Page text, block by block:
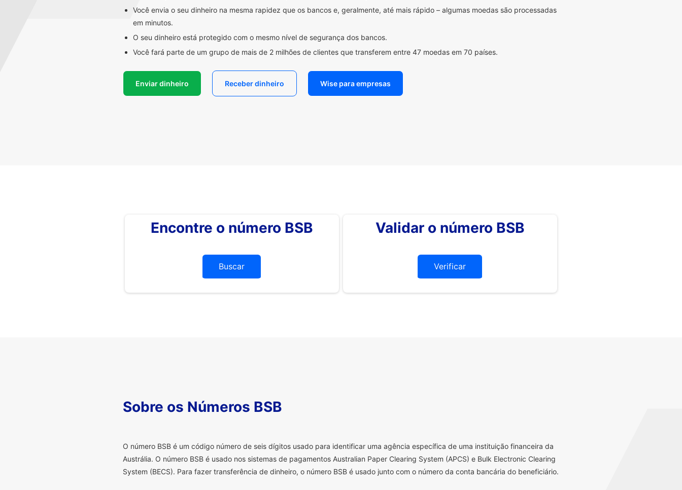
Você envia o seu dinheiro na mesma rapidez que os bancos e, geralmente, até mais rápido – algumas moedas são processadas
em minutos.
O seu dinheiro está protegido com o mesmo nível de segurança dos bancos.
Você fará parte de um grupo de mais de 2 milhões de clientes que transferem entre 47 moedas em 70 países.
Enviar dinheiro Receber dinheiro Wise para empresas
Encontre o número BSB
Buscar
Validar o número BSB
Verificar
Sobre os Números BSB
O número BSB é um código número de seis dígitos usado para identificar uma agência específica de uma instituição financeira da
Austrália. O número BSB é usado nos sistemas de pagamentos Australian Paper Clearing System (APCS) e Bulk Electronic Clearing
System (BECS). Para fazer transferência de dinheiro, o número BSB é usado junto com o número da conta bancária do beneficiário.